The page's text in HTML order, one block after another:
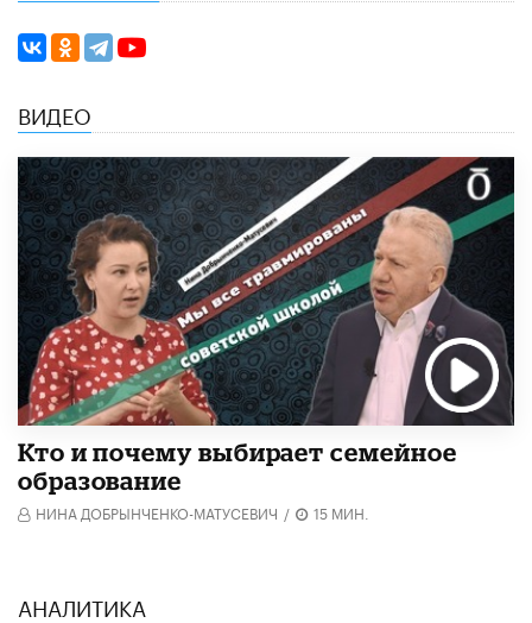
ВИДЕО
Кто и почему выбирает семейное
образование
НИНА ДОБРЫНЧЕНКО-МАТУСЕВИЧ / 15 МИН.
АНАЛИТИКА